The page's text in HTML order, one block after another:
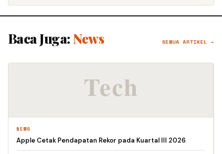
Baca Juga: News SEMUA ARTIKEL →
NEWS
Apple Cetak Pendapatan Rekor pada Kuartal III 2026